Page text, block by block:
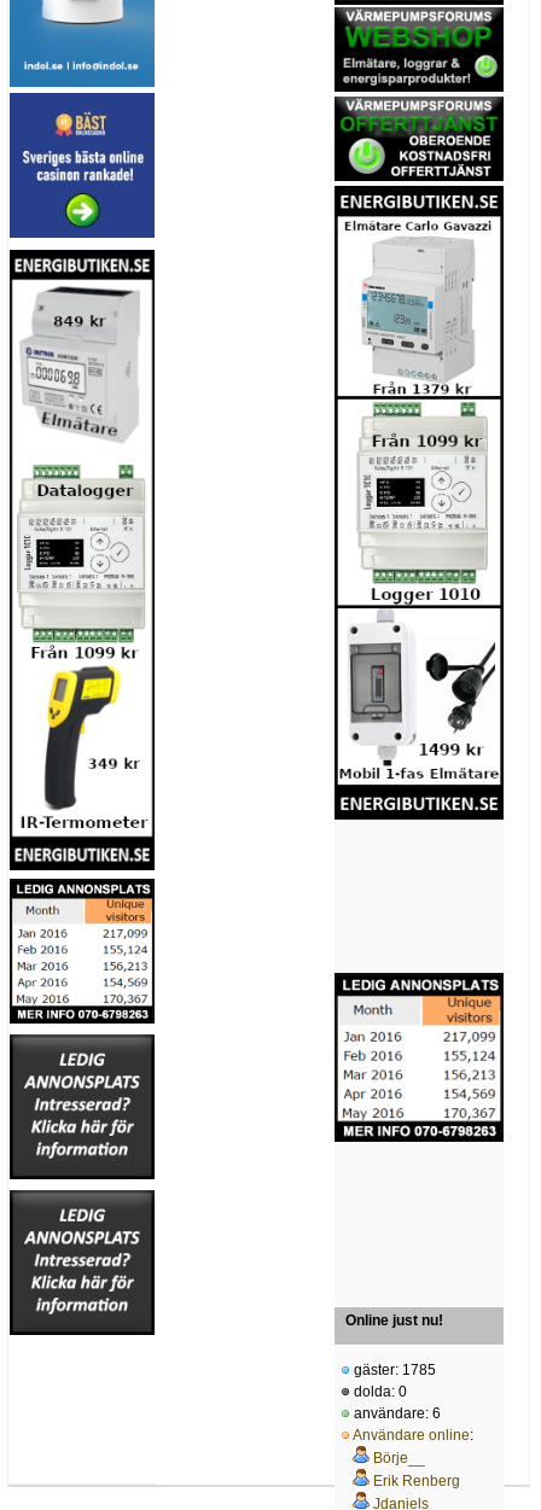
Online just nu!
gäster: 1785
dolda: 0
användare: 6
Användare online:
Börje__
Erik Renberg
Jdaniels